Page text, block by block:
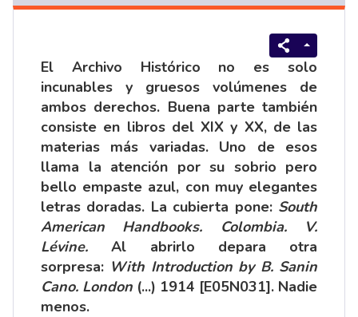
El Archivo Histórico no es solo
incunables y gruesos volúmenes de
ambos derechos. Buena parte también
consiste en libros del XIX y XX, de las
materias más variadas. Uno de esos
llama la atención por su sobrio pero
bello empaste azul, con muy elegantes
letras doradas. La cubierta pone: South
American Handbooks. Colombia. V.
Lévine. Al abrirlo depara otra
sorpresa: With Introduction by B. Sanin
Cano. London (...) 1914 [E05N031]. Nadie
menos.